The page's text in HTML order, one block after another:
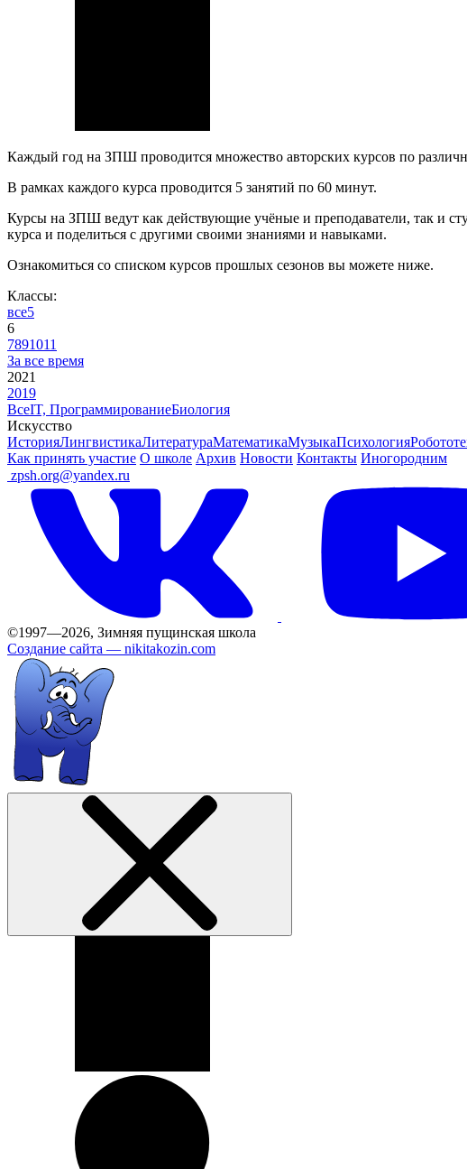
Каждый год на ЗПШ проводится множество авторских курсов по
В рамках каждого курса проводится 5 занятий по 60 минут.
Курсы на ЗПШ ведут как действующие учёные и преподаватели, так и
курса и поделиться с другими своими знаниями и навыками.
Ознакомиться со списком курсов прошлых сезонов вы можете ниже.
Классы:
все5
6
7891011
За все время
2021
2019
ВсеIT, ПрограммированиеБиология
Искусство
ИсторияЛингвистикаЛитератураМатематикаМузыкаПсихология
Как принять участие О школе Архив Новости Контакты Иногородним
zpsh.org@yandex.ru
©1997—2026, Зимняя пущинская школа
Создание сайта — nikitakozin.com